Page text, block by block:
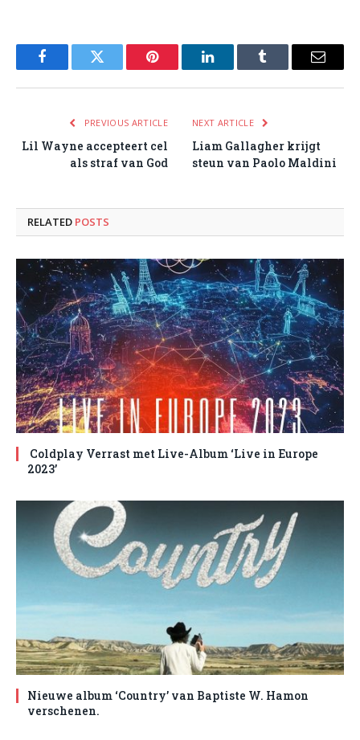
FacebookTwitter Pinterest LinkedInTumblr Email
PREVIOUS ARTICLE
Lil Wayne accepteert cel
als straf van God
NEXT ARTICLE
Liam Gallagher krijgt
steun van Paolo Maldini
RELATED POSTS
Coldplay Verrast met Live-Album ‘Live in Europe
2023’
Nieuwe album ‘Country’ van Baptiste W. Hamon
verschenen.